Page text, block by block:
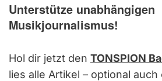
Unterstütze unabhängigen
Musikjournalismus!
Hol dir jetzt den TONSPION
lies alle Artikel – optional auch